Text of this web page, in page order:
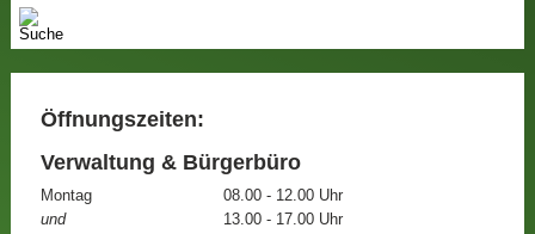
Öffnungszeiten:
Verwaltung & Bürgerbüro
Montag
08.00 - 12.00 Uhr
und
13.00 - 17.00 Uhr